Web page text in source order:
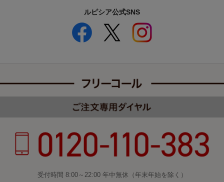
ルピシア公式SNS
受付時間 8:00～22:00 年中無休（年末年始を除く）